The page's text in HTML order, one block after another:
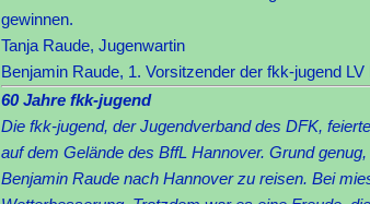
gewinnen.
Tanja Raude, Jugenwartin
Benjamin Raude, 1. Vorsitzender der fkk-jugend
60 Jahre fkk-jugend
Die fkk-jugend, der Jugendverband des DFK,
auf dem Gelände des BffL Hannover. Grund
Benjamin Raude nach Hannover zu reisen. Bei